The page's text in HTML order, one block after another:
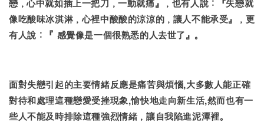
戀，心中就如插上一把刀，一動就痛』，也有人說：『失戀就
像吃酸味冰淇淋，心裡中酸酸的涼涼的，讓人不能承受』，更
有人說：『 感覺像是一個很熟悉的人去世了』。
面對失戀引起的主要情緒反應是痛苦與煩惱,大多數人能正確
對待和處理這種戀愛受挫現象,愉快地走向新生活,然而也有一
些人不能及時排除這種強烈情緒，讓自我陷進泥潭裡。